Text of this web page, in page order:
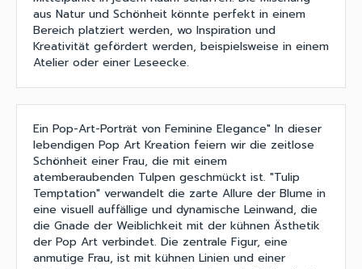
aus Natur und Schönheit könnte perfekt in einem
Bereich platziert werden, wo Inspiration und
Kreativität gefördert werden, beispielsweise in einem
Atelier oder einer Leseecke.
Ein Pop-Art-Porträt von Feminine Elegance" In dieser
lebendigen Pop Art Kreation feiern wir die zeitlose
Schönheit einer Frau, die mit einem
atemberaubenden Tulpen geschmückt ist. "Tulip
Temptation" verwandelt die zarte Allure der Blume in
eine visuell auffällige und dynamische Leinwand, die
die Gnade der Weiblichkeit mit der kühnen Ästhetik
der Pop Art verbindet. Die zentrale Figur, eine
anmutige Frau, ist mit kühnen Linien und einer